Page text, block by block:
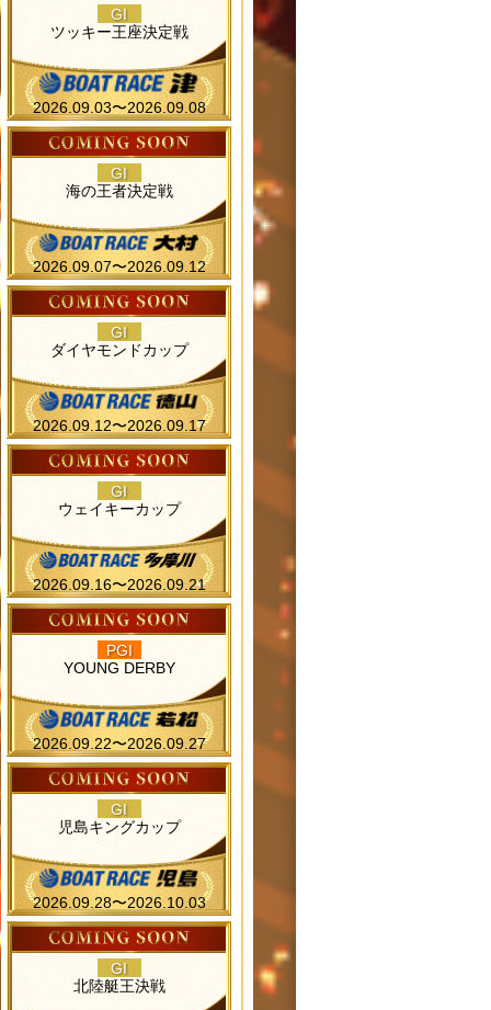
GI
ツッキー王座決定戦
2026.09.03〜2026.09.08
GI
海の王者決定戦
2026.09.07〜2026.09.12
GI
ダイヤモンドカップ
2026.09.12〜2026.09.17
GI
ウェイキーカップ
2026.09.16〜2026.09.21
PGI
YOUNG DERBY
2026.09.22〜2026.09.27
GI
児島キングカップ
2026.09.28〜2026.10.03
GI
北陸艇王決戦